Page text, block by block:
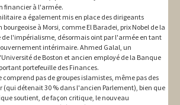
financier à l'armée.
a également mis en place des dirigeants
à Morsi, comme El Baradei, prix Nobel de la
de l'impérialisme, désormais oint par l'armée en tant
intérimaire. Ahmed Galal, un
de Boston et ancien employé de la Banque
portefeuille des Finances.
pas de groupes islamistes, même pas des
(qui détenait 30 % dans l'ancien Parlement), bien que
soutient, de façon critique, le nouveau